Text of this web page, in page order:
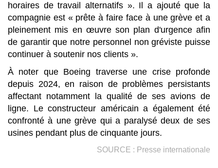
horaires de travail alternatifs ». Il a ajouté que la
compagnie est « prête à faire face à une grève et a
pleinement mis en œuvre son plan d'urgence afin
de garantir que notre personnel non gréviste puisse
continuer à soutenir nos clients ».
À noter que Boeing traverse une crise profonde
depuis 2024, en raison de problèmes persistants
affectant notamment la qualité de ses avions de
ligne. Le constructeur américain a également été
confronté à une grève qui a paralysé deux de ses
usines pendant plus de cinquante jours.
SOURCE : Presse internationale